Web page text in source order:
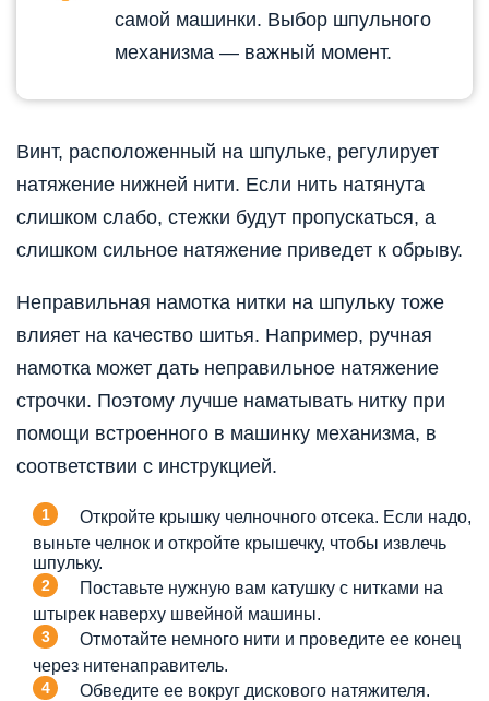
самой машинки. Выбор шпульного
механизма — важный момент.
Винт, расположенный на шпульке, регулирует
натяжение нижней нити. Если нить натянута
слишком слабо, стежки будут пропускаться, а
слишком сильное натяжение приведет к обрыву.
Неправильная намотка нитки на шпульку тоже
влияет на качество шитья. Например, ручная
намотка может дать неправильное натяжение
строчки. Поэтому лучше наматывать нитку при
помощи встроенного в машинку механизма, в
соответствии с инструкцией.
Откройте крышку челночного отсека. Если надо,
выньте челнок и откройте крышечку, чтобы извлечь
шпульку.
Поставьте нужную вам катушку с нитками на
штырек наверху швейной машины.
Отмотайте немного нити и проведите ее конец
через нитенаправитель.
Обведите ее вокруг дискового натяжителя.